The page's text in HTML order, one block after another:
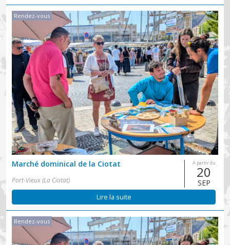
Rendez-vous
A partir du
20
SEP
Marché dominical de la Ciotat
Port-Vieux (La Ciotat)
Lire la suite
Rendez-vous